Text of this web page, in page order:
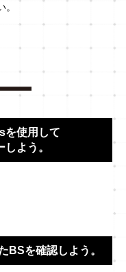
使用して
よう。
BSを確認しよう。